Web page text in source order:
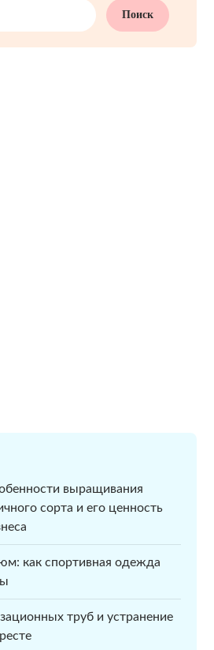
выращивания
сорта и его ценность
как спортивная одежда
труб и устранение